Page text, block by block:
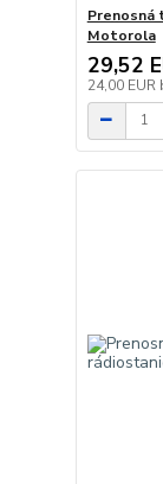
Prenosná
Motorola
29,52
24,00 EUR